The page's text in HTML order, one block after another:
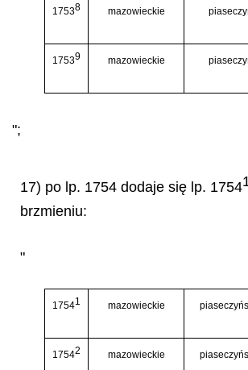
17538 mazowieckie
17539 mazowieckie
";
17) po lp. 1754 dodaje się lp. 1754
brzmieniu:
"
17541 mazowieckie
17542 mazowieckie